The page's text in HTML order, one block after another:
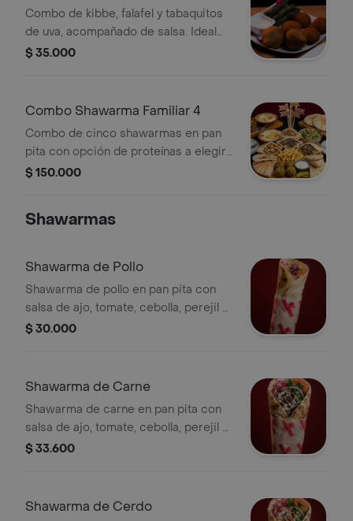
Combo de kibbe, falafel y tabaquitos
de uva, acompañado de salsa. Ideal
para compartir.
$ 35.000
Combo Shawarma Familiar 4
Combo de cinco shawarmas en pan
pita con opción de proteínas a elegir,
acompañado de falafel. Ideal para
$ 150.000
Shawarmas
Shawarma de Pollo
Shawarma de pollo en pan pita con
salsa de ajo, tomate, cebolla, perejil y
encurtido de repollo.
$ 30.000
Shawarma de Carne
Shawarma de carne en pan pita con
salsa de ajo, tomate, cebolla, perejil y
encurtido de repollo.
$ 33.600
Shawarma de Cerdo